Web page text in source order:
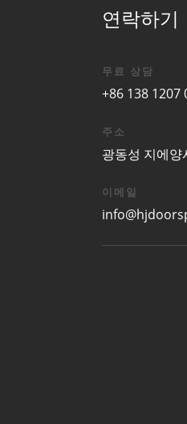
연락하기
무료 상담
+86 138 1207
주소
광동성 지에양
이메일